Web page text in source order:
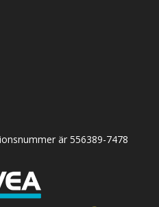
är 556389-7478